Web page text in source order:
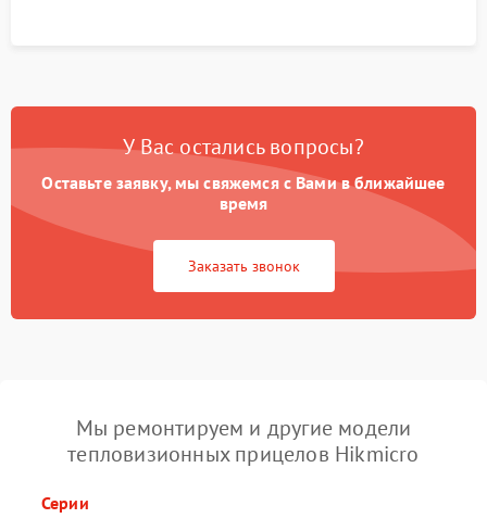
У Вас остались вопросы?
Оставьте заявку, мы свяжемся с Вами в ближайшее
время
Заказать звонок
Мы ремонтируем и другие модели
тепловизионных прицелов Hikmicro
Серии